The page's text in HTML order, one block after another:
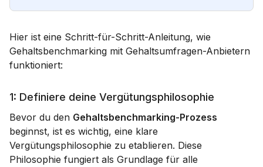
Hier ist eine Schritt-für-Schritt-Anleitung, wie
Gehaltsbenchmarking mit Gehaltsumfragen-Anbietern
funktioniert:
1: Definiere deine Vergütungsphilosophie
Bevor du den Gehaltsbenchmarking-Prozess
beginnst, ist es wichtig, eine klare
Vergütungsphilosophie zu etablieren. Diese
Philosophie fungiert als Grundlage für alle